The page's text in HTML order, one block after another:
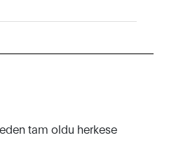
tam oldu herkese